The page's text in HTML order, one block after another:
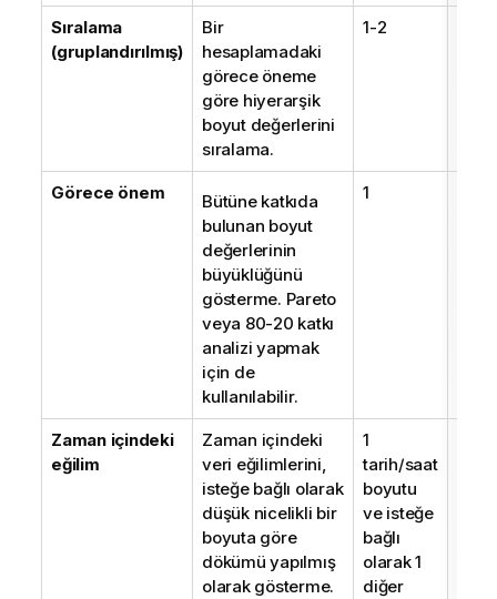
Sıralama
(gruplandırılmış)
Bir
hesaplamadaki
görece öneme
göre hiyerarşik
boyut değerlerini
sıralama.
1-2
Görece önem
Bütüne katkıda
bulunan boyut
değerlerinin
büyüklüğünü
gösterme. Pareto
veya 80-20 katkı
analizi yapmak
için de
kullanılabilir.
1
Zaman içindeki
eğilim
Zaman içindeki
veri eğilimlerini,
isteğe bağlı olarak
düşük nicelikli bir
boyuta göre
dökümü yapılmış
olarak gösterme.
1
tarih/saat
boyutu
ve isteğe
bağlı
olarak 1
diğer